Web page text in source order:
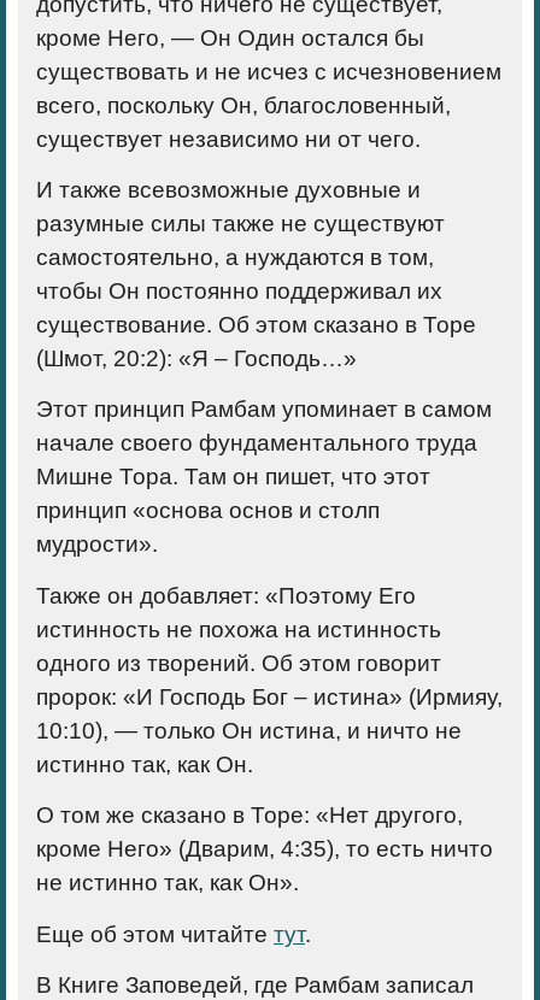
кроме Него, — Он Один остался бы
существовать и не исчез с исчезновением
всего, поскольку Он, благословенный,
существует независимо ни от чего.
И также всевозможные духовные и
разумные силы также не существуют
самостоятельно, а нуждаются в том,
чтобы Он постоянно поддерживал их
существование. Об этом сказано в Торе
(Шмот, 20:2): «Я – Господь…»
Этот принцип Рамбам упоминает в самом
начале своего фундаментального труда
Мишне Тора. Там он пишет, что этот
принцип «основа основ и столп
мудрости».
Также он добавляет: «Поэтому Его
истинность не похожа на истинность
одного из творений. Об этом говорит
пророк: «И Господь Бог – истина» (Ирмияу,
10:10), — только Он истина, и ничто не
истинно так, как Он.
О том же сказано в Торе: «Нет другого,
кроме Него» (Дварим, 4:35), то есть ничто
не истинно так, как Он».
Еще об этом читайте тут.
В Книге Заповедей, где Рамбам записал